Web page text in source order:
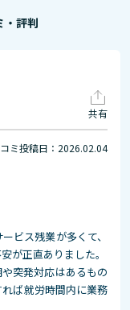
・評判
共有
ミ投稿日：2026.02.04
ビス残業が多くて、
が正直ありました。
突発対応はあるもの
ば就労時間内に業務